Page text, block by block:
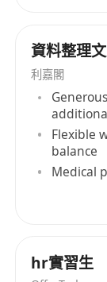
及抗壓力
6. 具主動性
7. 充滿活力
的精神
8. 有證券、
資料整理
利嘉閣
Flexible
balance
Medical
hr實習生